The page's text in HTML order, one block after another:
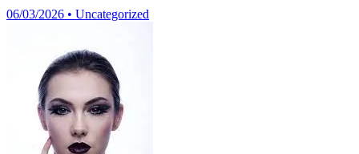
06/03/2026 • Uncategorized